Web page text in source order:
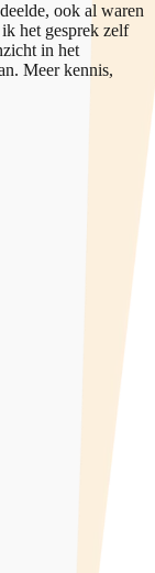
ook al waren
het gesprek zelf
in het
Meer kennis,